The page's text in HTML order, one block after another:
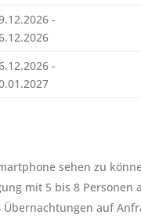
-
-
sehen zu
mit 5 bis 8 Personen
auf